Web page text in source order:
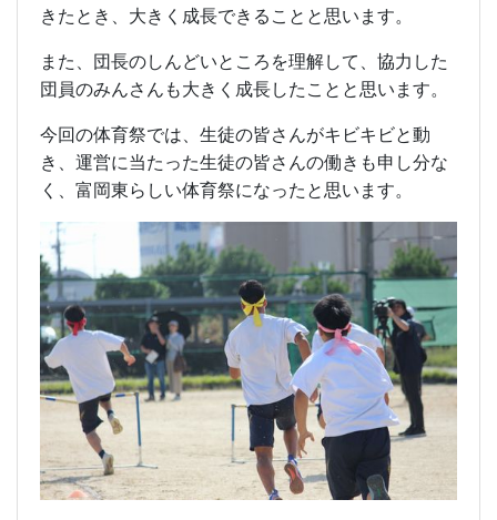
きたとき、大きく成長できることと思います。
また、団長のしんどいところを理解して、協力した
団員のみんさんも大きく成長したことと思います。
今回の体育祭では、生徒の皆さんがキビキビと動
き、運営に当たった生徒の皆さんの働きも申し分な
く、富岡東らしい体育祭になったと思います。